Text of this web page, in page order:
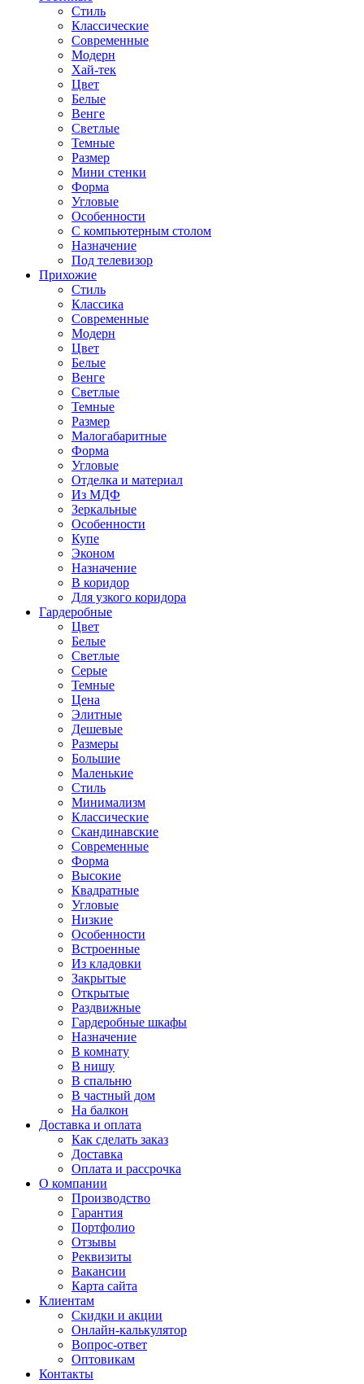
Стиль
Классические
Современные
Модерн
Хай-тек
Цвет
Белые
Венге
Светлые
Темные
Размер
Мини стенки
Форма
Угловые
Особенности
С компьютерным столом
Назначение
Под телевизор
Прихожие
Стиль
Классика
Современные
Модерн
Цвет
Белые
Венге
Светлые
Темные
Размер
Малогабаритные
Форма
Угловые
Отделка и материал
Из МДФ
Зеркальные
Особенности
Купе
Эконом
Назначение
В коридор
Для узкого коридора
Гардеробные
Цвет
Белые
Светлые
Серые
Темные
Цена
Элитные
Дешевые
Размеры
Большие
Маленькие
Стиль
Минимализм
Классические
Скандинавские
Современные
Форма
Высокие
Квадратные
Угловые
Низкие
Особенности
Встроенные
Из кладовки
Закрытые
Открытые
Раздвижные
Гардеробные шкафы
Назначение
В комнату
В нишу
В спальню
В частный дом
На балкон
Доставка и оплата
Как сделать заказ
Доставка
Оплата и рассрочка
О компании
Производство
Гарантия
Портфолио
Отзывы
Реквизиты
Вакансии
Карта сайта
Клиентам
Скидки и акции
Онлайн-калькулятор
Вопрос-ответ
Оптовикам
Контакты